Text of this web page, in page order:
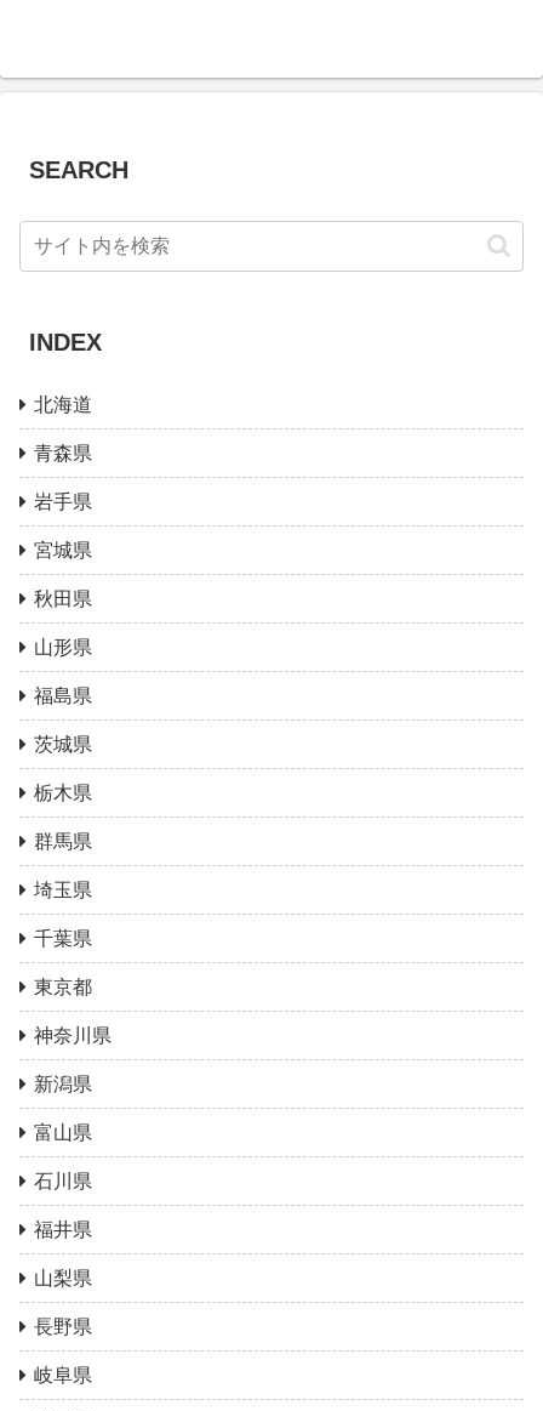
SEARCH
INDEX
北海道
青森県
岩手県
宮城県
秋田県
山形県
福島県
茨城県
栃木県
群馬県
埼玉県
千葉県
東京都
神奈川県
新潟県
富山県
石川県
福井県
山梨県
長野県
岐阜県